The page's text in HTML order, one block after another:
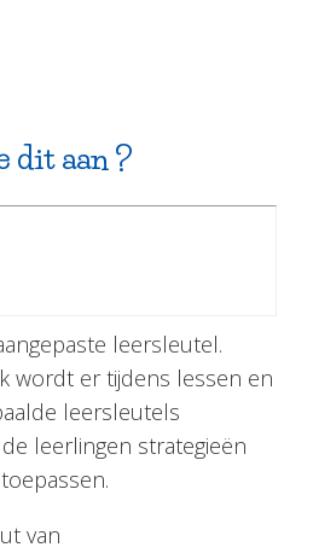
dit aan ?
leersleutel.
wordt er tijdens lessen en
leersleutels
leerlingen strategieën
van